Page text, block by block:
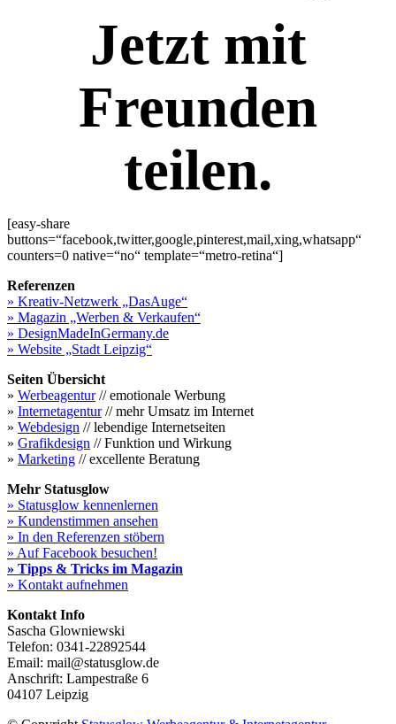
Jetzt mit
Freunden
teilen.
[easy-share
buttons=“facebook,twitter,google,pinterest,mail,xing,whatsapp“
counters=0 native=“no“ template=“metro-retina“]
Referenzen
» Kreativ-Netzwerk „DasAuge“
» Magazin „Werben & Verkaufen“
» DesignMadeInGermany.de
» Website „Stadt Leipzig“
Seiten Übersicht
» Werbeagentur// emotionale Werbung
» Internetagentur// mehr Umsatz im Internet
» Webdesign // lebendige Internetseiten
» Grafikdesign // Funktion und Wirkung
» Marketing // excellente Beratung
Mehr Statusglow
» Statusglow kennenlernen
» Kundenstimmen ansehen
» In den Referenzen stöbern
» Auf Facebook besuchen!
» Tipps & Tricks im Magazin
» Kontakt aufnehmen
Kontakt Info
Sascha Glowniewski
Telefon: 0341-22892544
Email: mail@statusglow.de
Anschrift: Lampestraße 6
04107 Leipzig